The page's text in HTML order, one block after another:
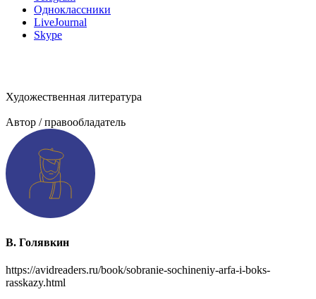
Одноклассники
LiveJournal
Skype
Художественная литература
Автор / правообладатель
В. Голявкин
https://avidreaders.ru/book/sobranie-sochineniy-arfa-i-boks-
rasskazy.html